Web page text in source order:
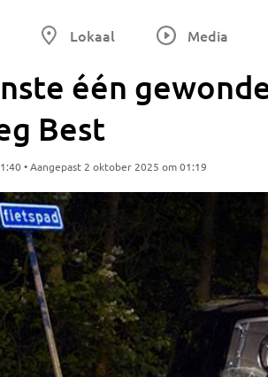
Lokaal Media
één
Best
• Aangepast 2 oktober 2025 om 01:19